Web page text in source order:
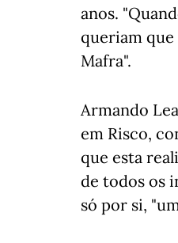
anos.
queriam
Mafra".
Armando
em Risco,
que esta
de todos os
só por si,